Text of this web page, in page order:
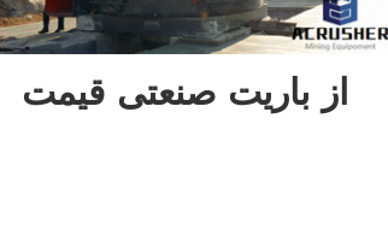
از باریت صنعتی قیمت